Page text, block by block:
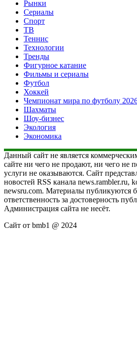
Рынки
Сериалы
Спорт
ТВ
Теннис
Технологии
Тренды
Фигурное катание
Фильмы и сериалы
Футбол
Хоккей
Чемпионат мира по футболу
Шахматы
Шоу-бизнес
Экология
Экономика
Данный сайт не является
сайте ни чего не продают, ни чего не
услуги не оказываются. Сайт
новостей RSS канала news.rambler.ru,
newsru.com. Материалы публикуются
ответственность за достоверность
Администрация сайта не несёт.
Сайт от bmb1 @ 2024